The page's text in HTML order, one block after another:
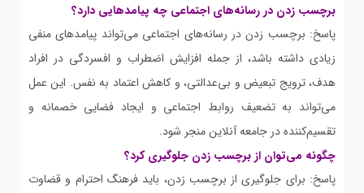
برچسب زدن در رسانه‌های اجتماعی چه پیامدهایی دارد؟
پاسخ: برچسب زدن در رسانه‌های اجتماعی می‌تواند پیامدهای منفی
زیادی داشته باشد، از جمله افزایش اضطراب و افسردگی در افراد
هدف، ترویج تبعیض و بی‌عدالتی، و کاهش اعتماد به نفس. این عمل
می‌تواند به تضعیف روابط اجتماعی و ایجاد فضایی خصمانه و
تقسیم‌کننده در جامعه آنلاین منجر شود.
چگونه می‌توان از برچسب زدن جلوگیری کرد؟
پاسخ: برای جلوگیری از برچسب زدن، باید فرهنگ احترام و قضاوت